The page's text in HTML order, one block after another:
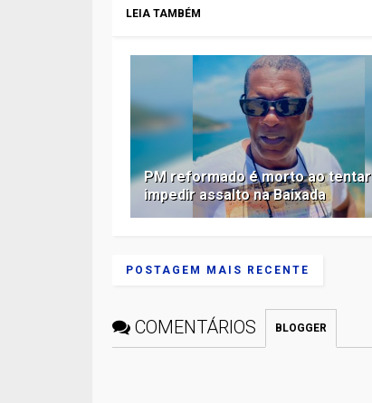
LEIA TAMBÉM
PM reformado é morto ao tentar
impedir assalto na Baixada
POSTAGEM MAIS RECENTE
COMENTÁRIOS BLOGGER